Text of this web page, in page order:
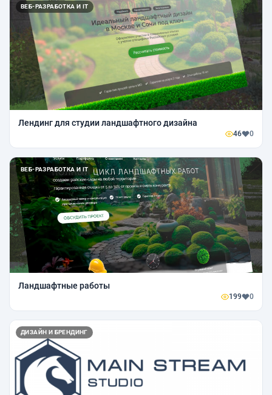
ВЕБ-РАЗРАБОТКА И IT
Лендинг для студии ландшафтного дизайна
46 0
ВЕБ-РАЗРАБОТКА И IT
Ландшафтные работы
199 0
ДИЗАЙН И БРЕНДИНГ